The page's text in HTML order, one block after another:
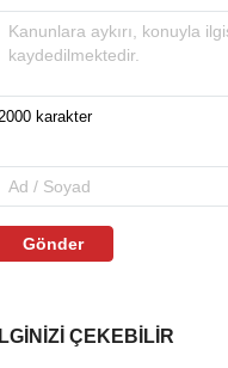
Gönder
İLGINIZI ÇEKEBILIR